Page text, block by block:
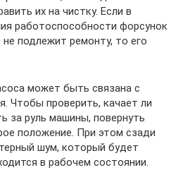
их на чистку. Если в
работоспособности форсунок
подлежит ремонту, то его
может быть связана с
Чтобы проверить, качает ли
за руль машины, повернуть
положение. При этом сзади
шум, который будет
в рабочем состоянии.